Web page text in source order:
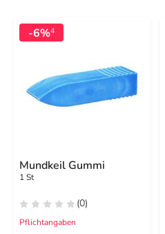
-6%4
Mundkeil Gummi
1 St
(0)
Pflichtangaben